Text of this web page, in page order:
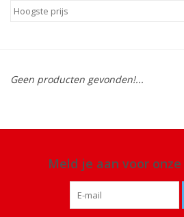
Geen producten gevonden!...
Meld je aan voor